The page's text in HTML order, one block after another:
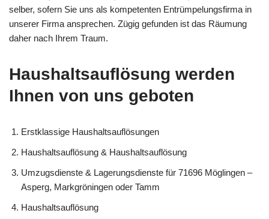
selber, sofern Sie uns als kompetenten Entrümpelungsfirma in
unserer Firma ansprechen. Zügig gefunden ist das Räumung
daher nach Ihrem Traum.
Haushaltsauflösung werden
Ihnen von uns geboten
Erstklassige Haushaltsauflösungen
Haushaltsauflösung & Haushaltsauflösung
Umzugsdienste & Lagerungsdienste für 71696 Möglingen –
Asperg, Markgröningen oder Tamm
Haushaltsauflösung